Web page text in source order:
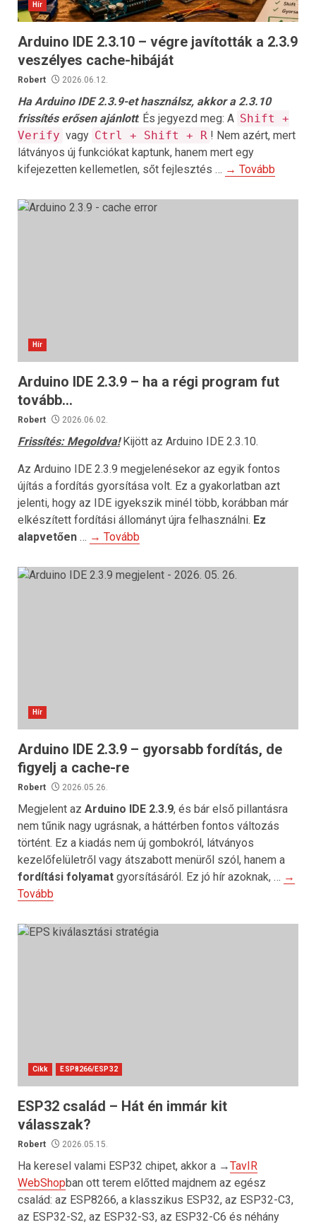
Hír
Arduino IDE 2.3.10 – végre javították a 2.3.9
veszélyes cache-hibáját
Robert 2026.06.12.
Ha Arduino IDE 2.3.9-et használsz, akkor a 2.3.10
frissítés erősen ajánlott. És jegyezd meg: A Shift +
Verify vagy Ctrl + Shift + R ! Nem azért, mert
látványos új funkciókat kaptunk, hanem mert egy
kifejezetten kellemetlen, sőt fejlesztés … → Tovább
Hír
Arduino IDE 2.3.9 – ha a régi program fut
tovább…
Robert 2026.06.02.
Frissítés: Megoldva!Kijött az Arduino IDE 2.3.10.
Az Arduino IDE 2.3.9 megjelenésekor az egyik fontos
újítás a fordítás gyorsítása volt. Ez a gyakorlatban azt
jelenti, hogy az IDE igyekszik minél több, korábban már
elkészített fordítási állományt újra felhasználni. Ez
alapvetően … → Tovább
Hír
Arduino IDE 2.3.9 – gyorsabb fordítás, de
figyelj a cache-re
Robert 2026.05.26.
Megjelent az Arduino IDE 2.3.9, és bár első pillantásra
nem tűnik nagy ugrásnak, a háttérben fontos változás
történt. Ez a kiadás nem új gombokról, látványos
kezelőfelületről vagy átszabott menüről szól, hanem a
fordítási folyamat gyorsításáról. Ez jó hír azoknak, … →
Tovább
Cikk ESP8266/ESP32
ESP32 család – Hát én immár kit
válasszak?
Robert 2026.05.15.
Ha keresel valami ESP32 chipet, akkor a →TavIR
WebShopban ott terem előtted majdnem az egész
család: az ESP8266, a klasszikus ESP32, az ESP32-C3,
az ESP32-S2, az ESP32-S3, az ESP32-C6 és néhány